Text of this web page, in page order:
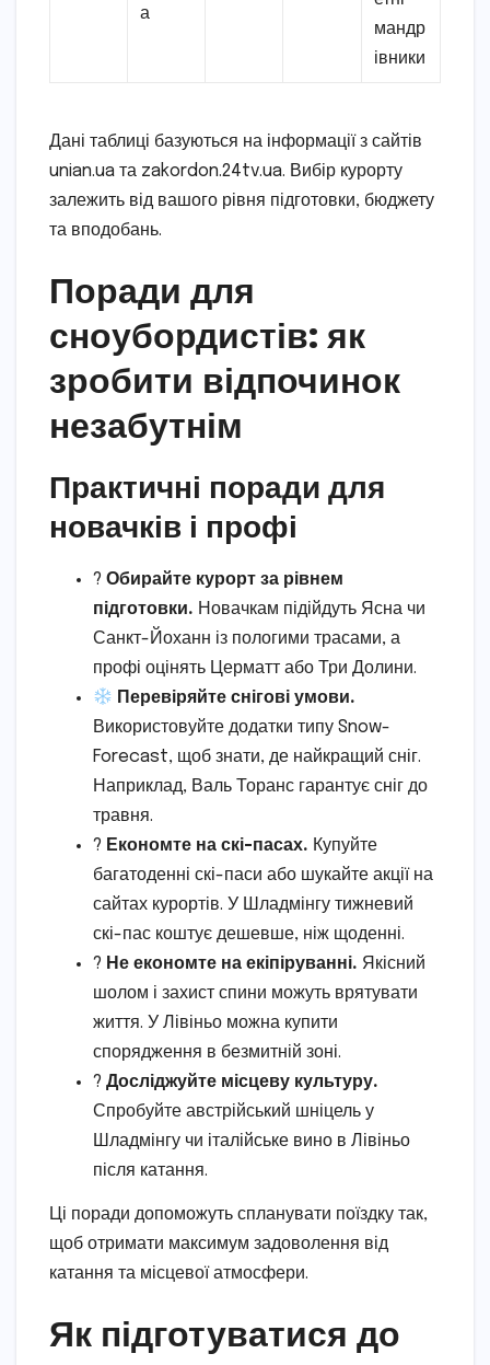
а
мандр
івники
Дані таблиці базуються на інформації з сайтів
unian.ua та zakordon.24tv.ua. Вибір курорту
залежить від вашого рівня підготовки, бюджету
та вподобань.
Поради для
сноубордистів: як
зробити відпочинок
незабутнім
Практичні поради для
новачків і профі
? Обирайте курорт за рівнем
підготовки. Новачкам підійдуть Ясна чи
Санкт-Йоханн із пологими трасами, а
профі оцінять Церматт або Три Долини.
Перевіряйте снігові умови.
Використовуйте додатки типу Snow-
Forecast, щоб знати, де найкращий сніг.
Наприклад, Валь Торанс гарантує сніг до
травня.
? Економте на скі-пасах. Купуйте
багатоденні скі-паси або шукайте акції на
сайтах курортів. У Шладмінгу тижневий
скі-пас коштує дешевше, ніж щоденні.
? Не економте на екіпіруванні. Якісний
шолом і захист спини можуть врятувати
життя. У Лівіньо можна купити
спорядження в безмитній зоні.
? Досліджуйте місцеву культуру.
Спробуйте австрійський шніцель у
Шладмінгу чи італійське вино в Лівіньо
після катання.
Ці поради допоможуть спланувати поїздку так,
щоб отримати максимум задоволення від
катання та місцевої атмосфери.
Як підготуватися до